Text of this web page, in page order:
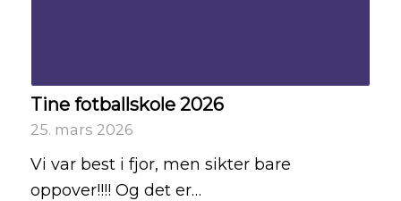
Tine fotballskole 2026
25. mars 2026
Vi var best i fjor, men sikter bare
oppover!!!! Og det er…